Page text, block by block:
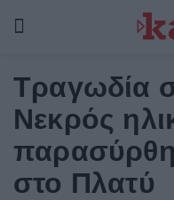
Τραγωδία
Νεκρός
στο Πλατύ